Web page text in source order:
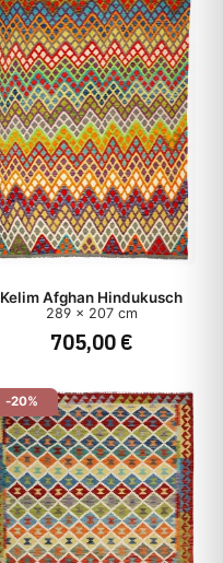
Kelim Afghan Hindukusch
289 x 207 cm
705,00 €
-20%